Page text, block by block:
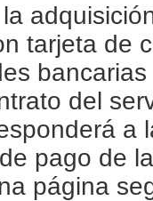
tarjeta de
del
a
pago de
página